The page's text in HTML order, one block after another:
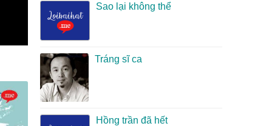
Sao lại không thể
Tráng sĩ ca
Hồng trần đã hết